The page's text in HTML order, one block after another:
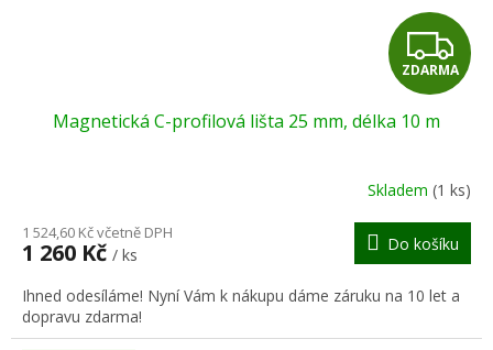
Z
D
R
M
A
ZDARMA
Magnetická C-profilová lišta 25 mm, délka 10 m
Skladem (1 ks)
1 524,60 Kč včetně DPH
1 260 Kč / ks
Do košíku
Ihned odesíláme! Nyní Vám k nákupu dáme záruku na 10 let a
dopravu zdarma!